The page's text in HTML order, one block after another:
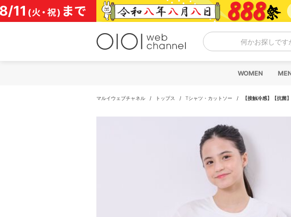
コ
ン
テ
何かお探しです
WOMEN
マルイウェブチャネル / トップス / Tシャツ・カットソー / 【接触冷感】【抗菌